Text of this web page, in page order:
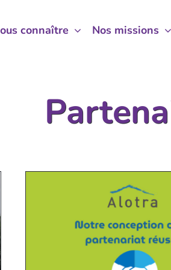
connaître Nos missions
connaître Nos missions
Notre conception d’un
partenariat réussi